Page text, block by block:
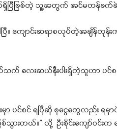
ရှိပြီဖြစ်တဲ့ သူ့အတွက် အင်မတန်ခက်
ပြီ။ ကျောင်းဆရာစလုပ်တဲ့အချိန်
က် လေးဆယ်နီးပါးရှိတဲ့သူဟာ ပင်စင်
ပင်စင် ရပြီဆို စုငွေတွေလည်း ရမှ
းတယ်။” လို့ ဦးစိုင်းကျော်ဝင်းက